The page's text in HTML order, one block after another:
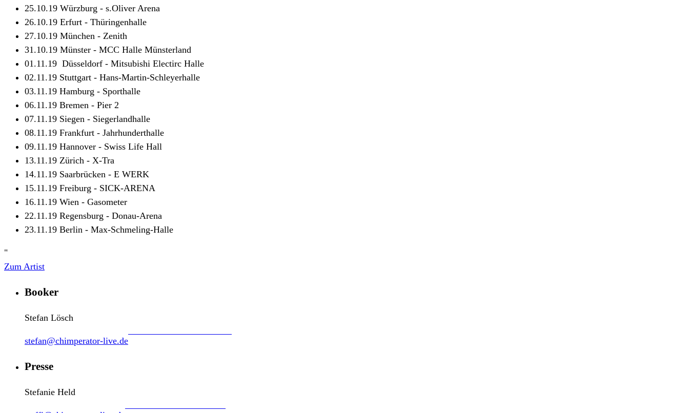
25.10.19 Würzburg - s.Oliver Arena
26.10.19 Erfurt - Thüringenhalle
27.10.19 München - Zenith
31.10.19 Münster - MCC Halle Münsterland
01.11.19 Düsseldorf - Mitsubishi Electirc Halle
02.11.19 Stuttgart - Hans-Martin-Schleyerhalle
03.11.19 Hamburg - Sporthalle
06.11.19 Bremen - Pier 2
07.11.19 Siegen - Siegerlandhalle
08.11.19 Frankfurt - Jahrhunderthalle
09.11.19 Hannover - Swiss Life Hall
13.11.19 Zürich - X-Tra
14.11.19 Saarbrücken - E WERK
15.11.19 Freiburg - SICK-ARENA
16.11.19 Wien - Gasometer
22.11.19 Regensburg - Donau-Arena
23.11.19 Berlin - Max-Schmeling-Halle
"
Zum Artist
Booker
Stefan Lösch
stefan@chimperator-live.de
Presse
Stefanie Held